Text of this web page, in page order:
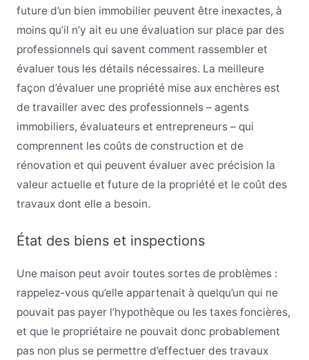
future d’un bien immobilier peuvent être inexactes, à
moins qu’il n’y ait eu une évaluation sur place par des
professionnels qui savent comment rassembler et
évaluer tous les détails nécessaires. La meilleure
façon d’évaluer une propriété mise aux enchères est
de travailler avec des professionnels – agents
immobiliers, évaluateurs et entrepreneurs – qui
comprennent les coûts de construction et de
rénovation et qui peuvent évaluer avec précision la
valeur actuelle et future de la propriété et le coût des
travaux dont elle a besoin.
État des biens et inspections
Une maison peut avoir toutes sortes de problèmes :
rappelez-vous qu’elle appartenait à quelqu’un qui ne
pouvait pas payer l’hypothèque ou les taxes foncières,
et que le propriétaire ne pouvait donc probablement
pas non plus se permettre d’effectuer des travaux